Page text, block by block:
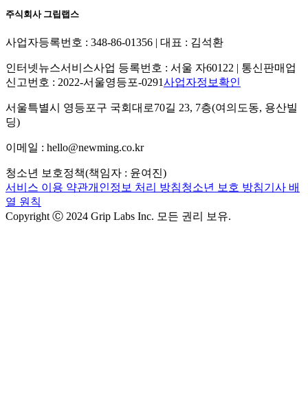
주식회사 그립랩스
사업자등록번호 : 348-86-01356 | 대표 : 김석환
인터넷뉴스서비스사업 등록번호 : 서울 자60122 | 통신판매업
신고번호 : 2022-서울영등포-0291사업자정보확인
서울특별시 영등포구 국회대로70길 23, 7층(여의도동, 용산빌
딩)
이메일 : hello@newming.co.kr
청소년 보호정책(책임자 : 윤여진)
서비스 이용 약관개인정보 처리 방침청소년 보호 방침기사 배
열 원칙
Copyright Ⓒ 2024 Grip Labs Inc. 모든 권리 보유.